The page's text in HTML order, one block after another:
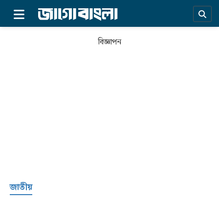
বিজ্ঞাপন
জাতীয়